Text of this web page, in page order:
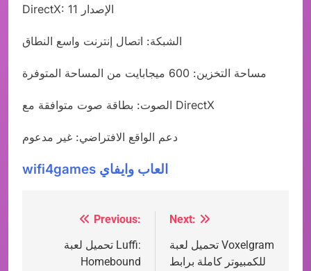
DirectX: الإصدار 11
الشبكة: اتصال إنترنت واسع النطاق
مساحة التخزين: 600 ميجابايت من المساحة المتوفرة
الصوت: بطاقة صوت متوافقة مع DirectX
دعم الواقع الافتراضي: غير مدعوم
wifi4games العاب وايفاي
navigation
Previous:
تحميل لعبة Luffi:
Homebound
Next:
تحميل لعبة Voxelgram
للكمبيوتر كاملة برابط